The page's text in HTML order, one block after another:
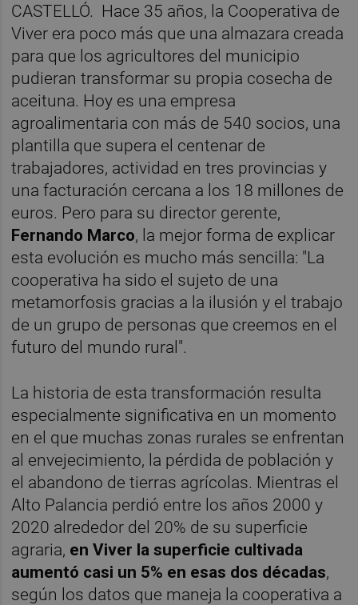
CASTELLÓ. Hace 35 años, la Cooperativa de
Viver era poco más que una almazara creada
para que los agricultores del municipio
pudieran transformar su propia cosecha de
aceituna. Hoy es una empresa
agroalimentaria con más de 540 socios, una
plantilla que supera el centenar de
trabajadores, actividad en tres provincias y
una facturación cercana a los 18 millones de
euros. Pero para su director gerente,
Fernando Marco, la mejor forma de explicar
esta evolución es mucho más sencilla: "La
cooperativa ha sido el sujeto de una
metamorfosis gracias a la ilusión y el trabajo
de un grupo de personas que creemos en el
futuro del mundo rural".
La historia de esta transformación resulta
especialmente significativa en un momento
en el que muchas zonas rurales se enfrentan
al envejecimiento, la pérdida de población y
el abandono de tierras agrícolas. Mientras el
Alto Palancia perdió entre los años 2000 y
2020 alrededor del 20% de su superficie
agraria, en Viver la superficie cultivada
aumentó casi un 5% en esas dos décadas,
según los datos que maneja la cooperativa a